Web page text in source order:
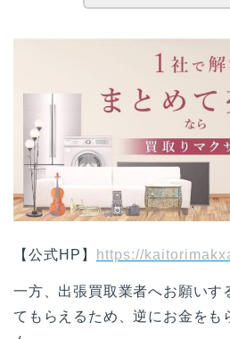
【公式HP】 https://
一方、出張買取業者へお願いす
てもらえるため、逆にお金をも